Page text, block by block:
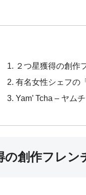
２つ星獲得の創作
有名女性シェフの
Yam’ Tcha – ヤム
の創作フレン